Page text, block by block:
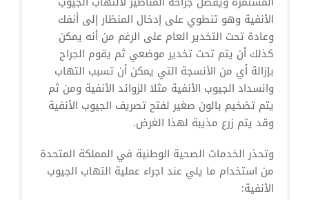
الأنفية وهو تنطوي على إدخال المنظار إلى أنفك
وعادة تحت التخدير العام على الرغم من أنه يمكن
كذلك أن يتم تحت تخدير موضعي ثم يقوم الجراح
بإزالة أي من الأنسجة التي يمكن أن تسبب التهاب
وانسداد الجيوب الأنفية مثلا الزوائد الأنفية ومن ثم
يتم تضخيم بالون صغير لفتح تصريف الجيوب الأنفية
وقد يتم زرع مذيبة لهذا الغرض.
وتحذر الخدمات الصحية الوطنية في المملكة المتحدة
من استخدام ما يلي عند اجراء عملية التهاب الجيوب
الأنفية: